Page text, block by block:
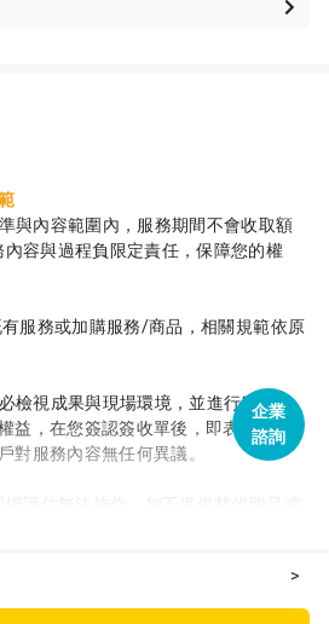
>
與內容範圍內，服務期間不會收取額
容與過程負限定責任，保障您的權
服務或加購服務/商品，相關規範依原
檢視成果與現場環境，並進行服務成
益，在您簽認簽收單後，即表示本公
對服務內容無任何異議。
評估無法施作，恕不提供替代贈品或
務過程中發生有服務人員不慎損毀物
日內通知客服，並提供相關佐證之影
企業
諮詢